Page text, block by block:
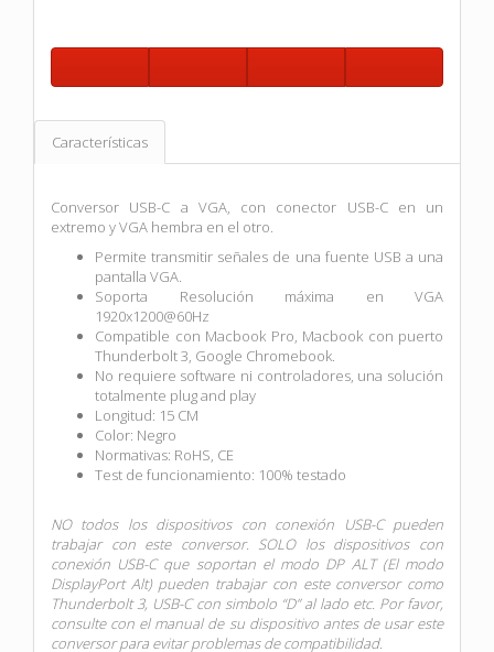
Características
Conversor USB-C a VGA, con conector USB-C en un
extremo y VGA hembra en el otro.
Permite transmitir señales de una fuente USB a una
pantalla VGA.
Soporta Resolución máxima en VGA
1920x1200@60Hz
Compatible con Macbook Pro, Macbook con puerto
Thunderbolt 3, Google Chromebook.
No requiere software ni controladores, una solución
totalmente plug and play
Longitud: 15 CM
Color: Negro
Normativas: RoHS, CE
Test de funcionamiento: 100% testado
NO todos los dispositivos con conexión USB-C pueden
trabajar con este conversor. SOLO los dispositivos con
conexión USB-C que soportan el modo DP ALT (El modo
DisplayPort Alt) pueden trabajar con este conversor como
Thunderbolt 3, USB-C con simbolo “D” al lado etc. Por favor,
consulte con el manual de su dispositivo antes de usar este
conversor para evitar problemas de compatibilidad.